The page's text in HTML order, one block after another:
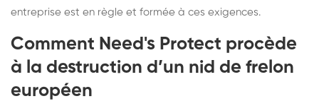
entreprise est en règle et formée à ces exigences.
Comment Need's Protect procède
à la destruction d’un nid de frelon
européen